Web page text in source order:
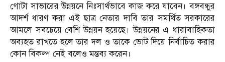
গোটা সাভারের উন্নয়নে নিঃসার্থভাবে কাজ করে যাবেন। বঙ্গবন্ধুর
আদর্শ ধারণ করা এই ছাত্র নেতার দাবি তার সমর্থিত সরকারের
আমলে সবচেয়ে বেশি উন্নয়ন হয়েছে। উন্নয়নের এ ধারাবাহিকতা
অব্যহত রাখতে হলে তার দল ও তাকে ভোট দিয়ে নির্বাচিত করার
কোন বিকল্প নেই বলেও মন্তব্য করেন।